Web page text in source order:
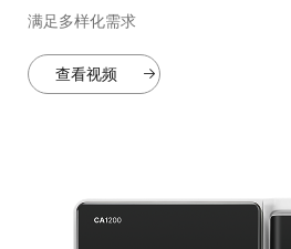
满足多样化需求
查看视频